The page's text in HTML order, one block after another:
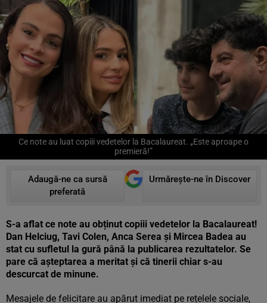
Ce note au luat copiii vedetelor la Bacalaureat. „Este aproape o
premieră!”
Adaugă-ne ca sursă
preferată
Urmărește-ne în Discover
S-a aflat ce note au obținut copiii vedetelor la Bacalaureat!
Dan Helciug, Tavi Colen, Anca Serea și Mircea Badea au
stat cu sufletul la gură până la publicarea rezultatelor. Se
pare că așteptarea a meritat și că tinerii chiar s-au
descurcat de minune.
Mesajele de felicitare au apărut imediat pe rețelele sociale,